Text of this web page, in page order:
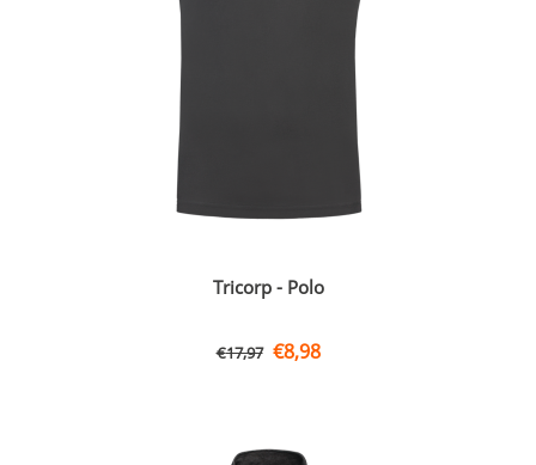
Tricorp - Polo
€17,97 €8,98